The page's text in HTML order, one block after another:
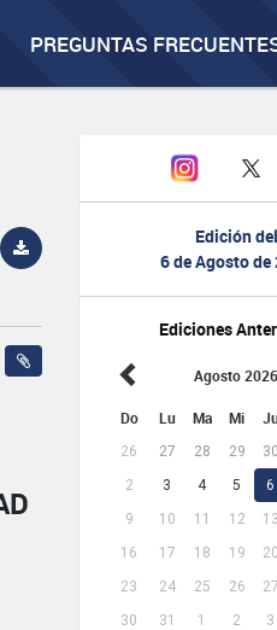
PREGUNTAS
Edición del
6 de Agosto de
Ediciones
Agosto 2026
Do Lu Ma Mi
26 27 28 29 30
2
3 4 5 6
9
10 11 12 13
16
17 18 19 20
23
24 25 26 27
30
31 1 2 3